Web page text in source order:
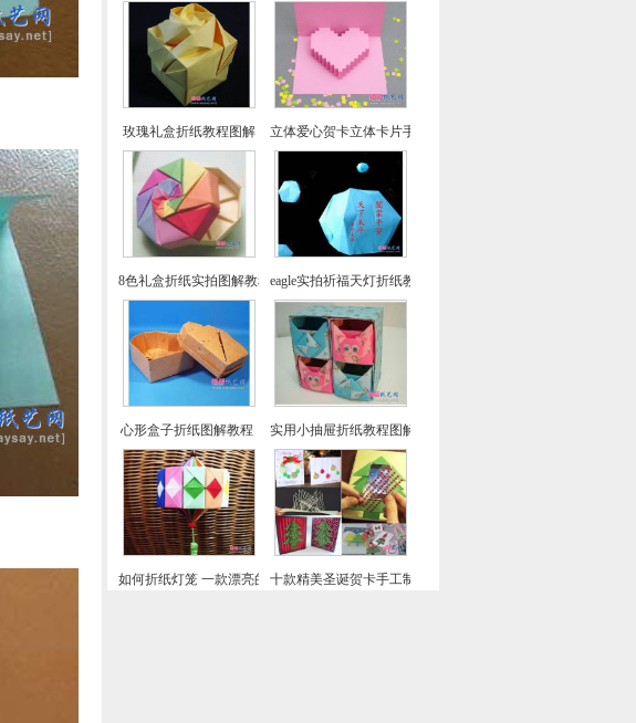
玫瑰礼盒折纸教程图解 立体爱心贺卡立体卡片手工制作教程
8色礼盒折纸实拍图解教程-漂亮纸盒的折法eagle实拍祈福天灯折纸教程图解-孔明灯折纸
心形盒子折纸图解教程 实用小抽屉折纸教程图解-收纳盒折纸
如何折纸灯笼 一款漂亮的元宵节手工折纸灯笼的做法教程
十款精美圣诞贺卡手工制作教程